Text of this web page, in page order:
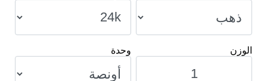
الوزن وحدة